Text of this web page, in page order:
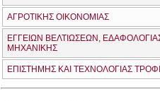
ΑΓΡΟΤΙΚΗΣ ΟΙΚΟΝΟΜΙΑΣ
ΕΓΓΕΙΩΝ ΒΕΛΤΙΩΣΕΩΝ,
ΜΗΧΑΝΙΚΗΣ
ΕΠΙΣΤΗΜΗΣ ΚΑΙ ΤΕΧΝΟΛΟΓΙΑΣ